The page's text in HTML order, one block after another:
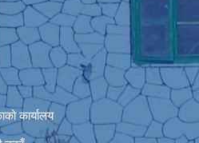
कार्यालय